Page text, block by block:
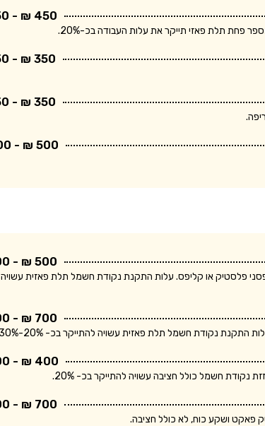
450 ₪ - 350 ₪
תלת פאזי תייקר את עלות העבודה בכ-20%.
350 ₪ - 250 ₪
350 ₪ - 250 ₪
500 ₪ - 400 ₪
500 ₪ - 300 ₪
פאזית ולחיווט עד 5 מטר באמצעות תופסני פלסטיק או קליפס. עלות התקנת נקודת חשמל תלת פאזית עשויה
700 ₪ - 500 ₪
400 ₪ - 300 ₪
700 ₪ - 500 ₪
פאקט ושקע כוח, לא כולל חציבה.